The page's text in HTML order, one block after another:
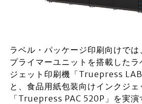
ラベル・パッケージ印刷向けで
プライマーユニットを搭載した
ジェット印刷機「Truepress
と、食品用紙包装向けインクジェ
「Truepress PAC 520P」を実演